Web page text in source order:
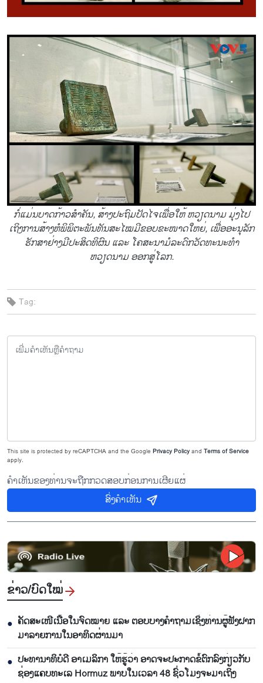
ກໍ່ແມ່ນບາດກ້າວສຳຄັນ, ສ້າງປະຖົມປັດໄຈເພື່ອໃຫ້ ຫວຽດນາມ ມຸ່ງໄປ
ເຖິງການສ້າງຫໍພິພິຕະພັນທັນສະໄໝມີຂອບຂະໜາດໃຫຍ່, ເພື່ອອະນຸລັກ
ຮັກສາຢ່າງມີປະສິດທິຜົນ ແລະ ໂຄສະນາມໍລະດົກວັດທະນະທຳ
ຫວຽດນາມ ອອກສູ່ໂລກ.
Tag:
This site is protected by reCAPTCHA and the Google Privacy Policyand Terms of Service
apply.
ຄຳເຫັນຂອງທ່ານຈະຖືກກວດສອບກ່ອນການເຜີຍແຜ່
ສົ່ງຄຳເຫັນ
ຂ່າວ/ບົດ​ໃໝ່
● ຄັດສະເໜີເນື້ອໃນຈົດໝາຍ ແລະ ຕອບບາງຄຳຖາມເຊິ່ງທ່ານຜູ້ຟັງຝາກ
ມາລາຍການໃນອາທິດຜ່ານມາ
● ປະທານາທິບໍດີ ອາເມລິກາ ໃຫ້ຮູ້ວ່າ ອາດຈະປະກາດຂໍ້ຕົກລົງກ່ຽວກັບ
ຊ່ອງແຄບທະເລ Hormuz ພາບໃນເວລາ 48 ຊົ່ວໂມງຈະມາເຖິງ